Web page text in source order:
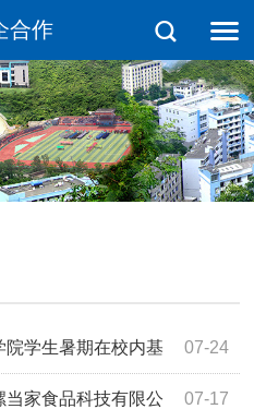
合作
07-24
学生暑期在校内基
07-17
当家食品科技有限公